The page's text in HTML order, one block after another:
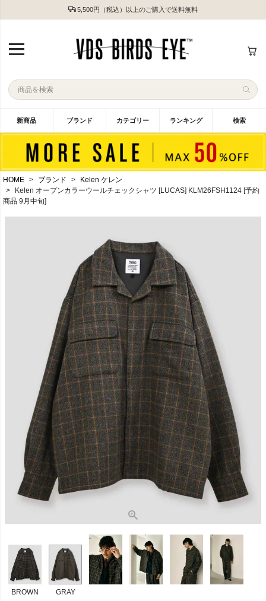
5,500円（税込）以上のご購入で送料無料
新商品 ブランド カテゴリー ランキング 検索
HOME ブランド
Kelen ケレン
Kelen オープンカラーウールチェックシャツ [LUCAS] KLM26FSH1124 [予約
商品 9月中旬]
BROWN GRAY